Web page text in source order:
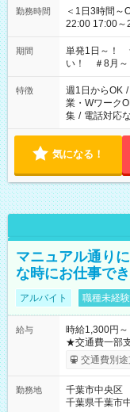
勤務時間
＜1日3時間～OK！＞ ▼ 例えば… ▼
22:00 17:00～22:00 など こちら以
ださい！
期間
単発1日～！
い！ ＃8月
特徴 週1日からOK /
業・Wワーク
集 / 電話対応
気になる！
マニュアル通り
な時にお仕事で
アルバイト 職種未経
給与
時給1,300円～
★交通費一部支給 時給1,300円～ ※試験・役割によ
※勤務回数に
り！】 希望
例】 ・河合塾
×8時間＝日収
交通費別途
勤務地
千葉市中央区
千葉県千葉市